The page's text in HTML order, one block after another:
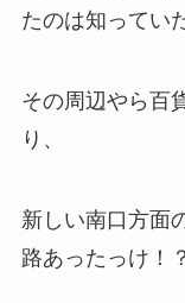
たのは知ってい
その周辺やら百
り、
新しい南口方面
路あったっけ！